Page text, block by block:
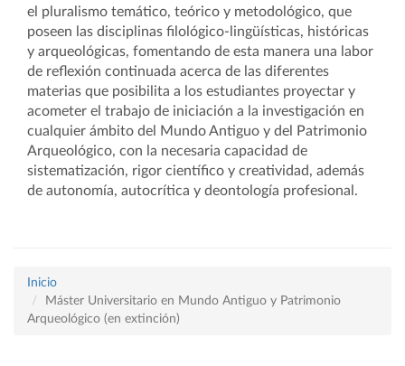
el pluralismo temático, teórico y metodológico, que
poseen las disciplinas filológico-lingüísticas, históricas
y arqueológicas, fomentando de esta manera una labor
de reflexión continuada acerca de las diferentes
materias que posibilita a los estudiantes proyectar y
acometer el trabajo de iniciación a la investigación en
cualquier ámbito del Mundo Antiguo y del Patrimonio
Arqueológico, con la necesaria capacidad de
sistematización, rigor científico y creatividad, además
de autonomía, autocrítica y deontología profesional.
Inicio
Máster Universitario en Mundo Antiguo y Patrimonio
Arqueológico (en extinción)